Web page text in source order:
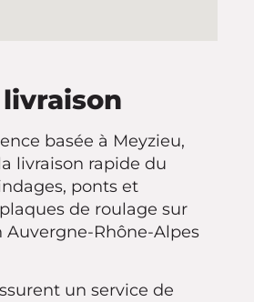
basée à Meyzieu,
livraison rapide du
ponts et
de roulage sur
Rhône-Alpes
un service de